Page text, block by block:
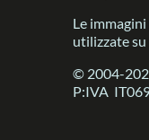
Le
utilizzate su
© 2004-
P:IVA